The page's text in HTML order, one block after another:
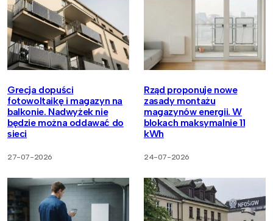
Grecja dopuści
fotowoltaikę i magazyn na
balkonie. Nadwyżek nie
będzie można oddawać do
sieci
27-07-2026
Rząd proponuje nowe
zasady montażu
magazynów energii. W
blokach maksymalnie 11
kWh
24-07-2026